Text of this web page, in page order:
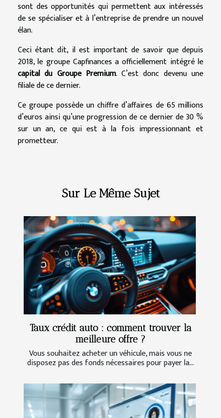
sont des opportunités qui permettent aux intéressés
de se spécialiser et à l’entreprise de prendre un nouvel
élan.
Ceci étant dit, il est important de savoir que depuis
2018, le groupe Capfinances a officiellement intégré le
capital du Groupe Premium. C’est donc devenu une
filiale de ce dernier.
Ce groupe possède un chiffre d’affaires de 65 millions
d’euros ainsi qu’une progression de ce dernier de 30 %
sur un an, ce qui est à la fois impressionnant et
prometteur.
Sur Le Même Sujet
Taux crédit auto : comment trouver la
meilleure offre ?
Vous souhaitez acheter un véhicule, mais vous ne
disposez pas des fonds nécessaires pour payer la...